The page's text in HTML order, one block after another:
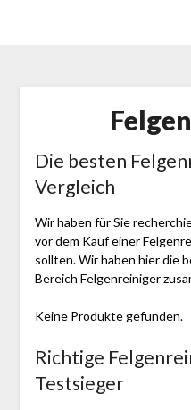
Die besten
Vergleich
Wir haben für Sie
vor dem Kauf einer
sollten. Wir haben hier die
Bereich Felgenreiniger
Keine Produkte gefunden.
Richtige
Testsieger